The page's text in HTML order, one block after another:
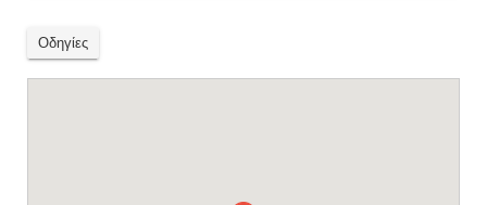
Οδηγίες